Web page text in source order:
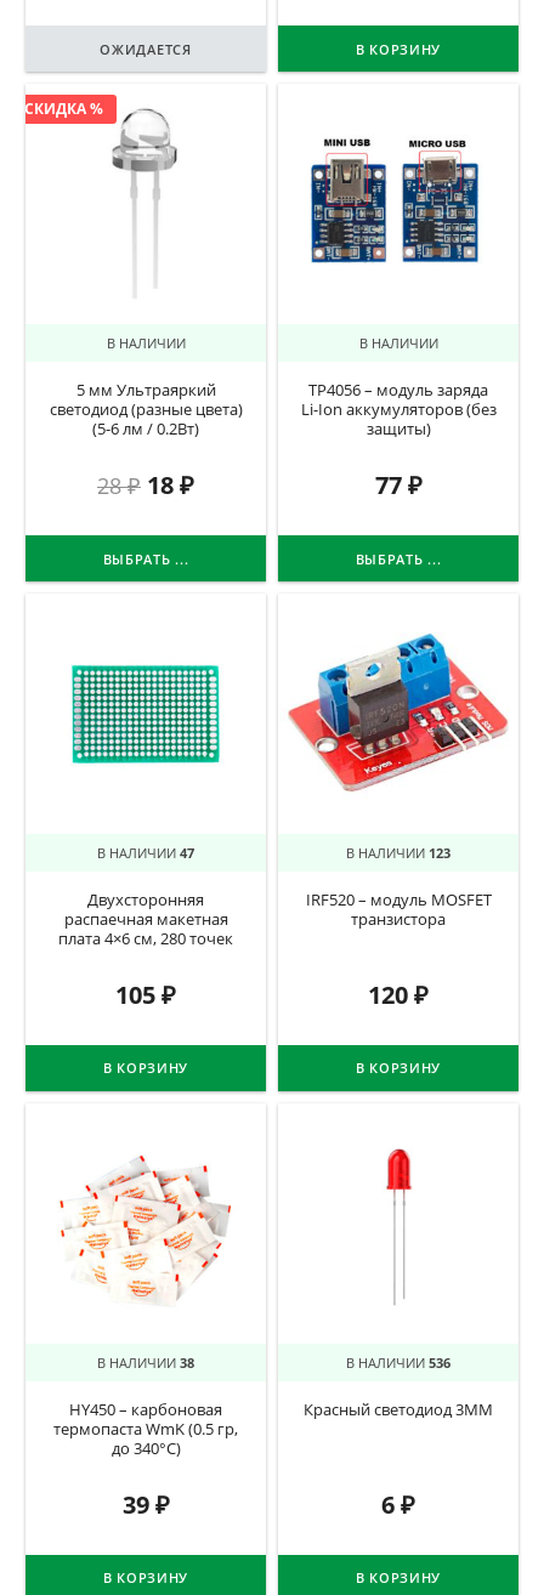
ОЖИДАЕТСЯ В КОРЗИНУ
СКИДКА %
В НАЛИЧИИ
5 мм Ультраяркий
светодиод (разные цвета)
(5-6 лм / 0.2Вт)
28₽ 18₽
ВЫБРАТЬ ...
В НАЛИЧИИ
TP4056 – модуль заряда
Li-Ion аккумуляторов (без
защиты)
77₽
ВЫБРАТЬ ...
В НАЛИЧИИ 47
Двухсторонняя
распаечная макетная
плата 4×6 см, 280 точек
105₽
В КОРЗИНУ
В НАЛИЧИИ 123
IRF520 – модуль MOSFET
транзистора
120₽
В КОРЗИНУ
В НАЛИЧИИ 38
HY450 – карбоновая
термопаста WmK (0.5 гр,
до 340°С)
39₽
В КОРЗИНУ
В НАЛИЧИИ 536
Красный светодиод 3ММ
6₽
В КОРЗИНУ